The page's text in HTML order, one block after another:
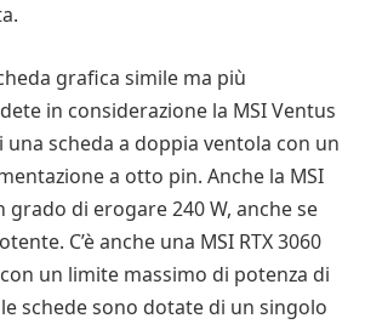
grafica simile ma più
in considerazione la MSI Ventus
una scheda a doppia ventola con un
a otto pin. Anche la MSI
grado di erogare 240 W, anche se
C’è anche una MSI RTX 3060
un limite massimo di potenza di
schede sono dotate di un singolo